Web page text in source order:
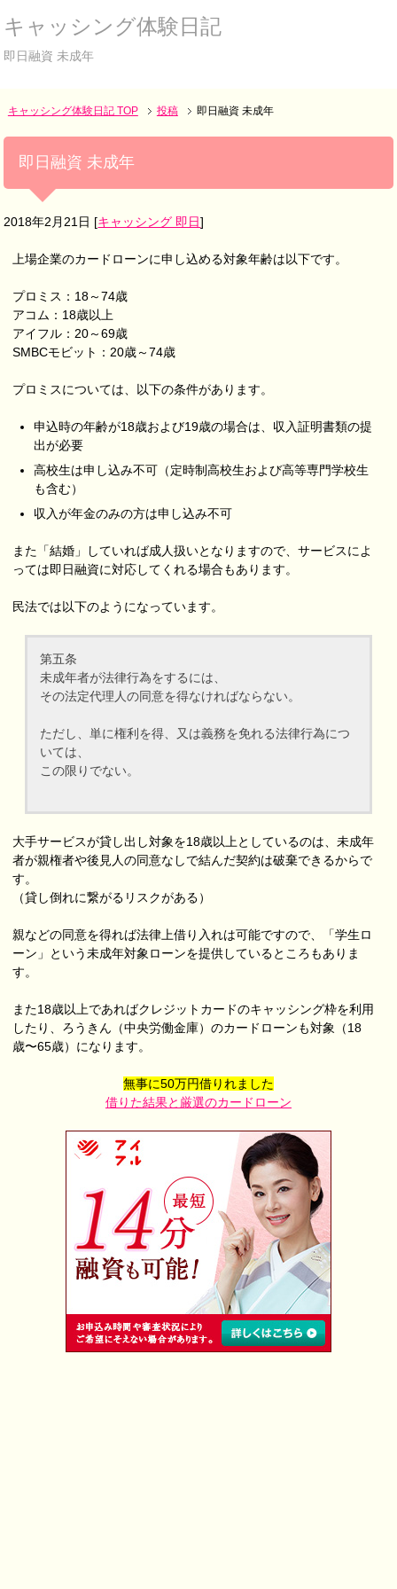
キャッシング体験日記
即日融資 未成年
キャッシング体験日記 TOP 投稿 即日融資 未成年
即日融資 未成年
2018年2月21日 [キャッシング 即日]
上場企業のカードローンに申し込める対象年齢は以下です。
プロミス：18～74歳
アコム：18歳以上
アイフル：20～69歳
SMBCモビット：20歳～74歳
プロミスについては、以下の条件があります。
申込時の年齢が18歳および19歳の場合は、収入証明書類の提
出が必要
高校生は申し込み不可（定時制高校生および高等専門学校生
も含む）
収入が年金のみの方は申し込み不可
また「結婚」していれば成人扱いとなりますので、サービスによ
っては即日融資に対応してくれる場合もあります。
民法では以下のようになっています。
第五条
未成年者が法律行為をするには、
その法定代理人の同意を得なければならない。
ただし、単に権利を得、又は義務を免れる法律行為につ
いては、
この限りでない。
大手サービスが貸し出し対象を18歳以上としているのは、未成年
者が親権者や後見人の同意なしで結んだ契約は破棄できるからで
す。
（貸し倒れに繋がるリスクがある）
親などの同意を得れば法律上借り入れは可能ですので、「学生ロ
ーン」という未成年対象ローンを提供しているところもありま
す。
また18歳以上であればクレジットカードのキャッシング枠を利用
したり、ろうきん（中央労働金庫）のカードローンも対象（18
歳〜65歳）になります。
無事に50万円借りれました
借りた結果と厳選のカードローン